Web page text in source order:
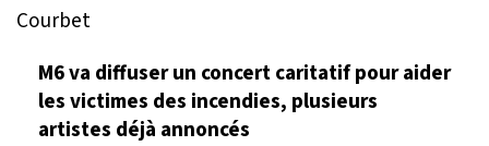
M6 va diffuser un concert caritatif pour aider
les victimes des incendies, plusieurs
artistes déjà annoncés